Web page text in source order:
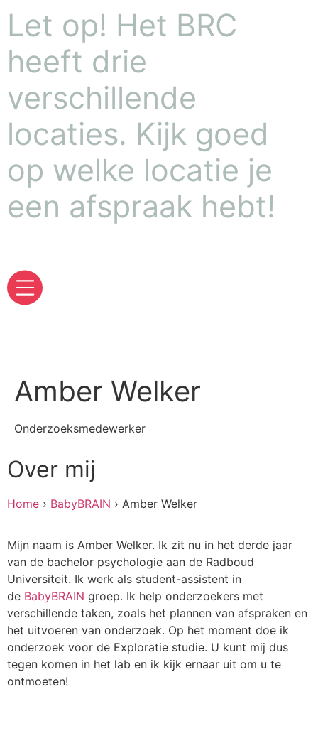
Let op! Het BRC
heeft drie
verschillende
locaties. Kijk goed
op welke locatie je
een afspraak hebt!
Amber Welker
Onderzoeksmedewerker
Over mij
Home › BabyBRAIN › Amber Welker
Mijn naam is Amber Welker. Ik zit nu in het derde jaar
van de bachelor psychologie aan de Radboud
Universiteit. Ik werk als student-assistent in
de BabyBRAIN groep. Ik help onderzoekers met
verschillende taken, zoals het plannen van afspraken en
het uitvoeren van onderzoek. Op het moment doe ik
onderzoek voor de Exploratie studie. U kunt mij dus
tegen komen in het lab en ik kijk ernaar uit om u te
ontmoeten!